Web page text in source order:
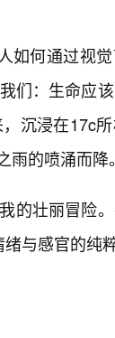
如何通过视
们：生命应
沉浸在17c
的喷涌而降。
的壮丽冒险
与感官的纯粹